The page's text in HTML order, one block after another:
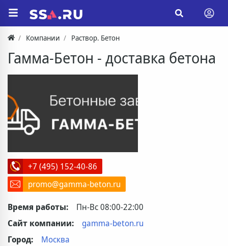
Компании Раствор. Бетон
Гамма-Бетон - доставка бетона
+7 (495) 152-40-86
promo@gamma-beton.ru
Время работы:
Пн-Вс 08:00-22:00
Сайт компании:
gamma-beton.ru
Город:
Москва